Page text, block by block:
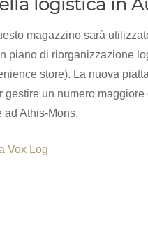
logistica in
magazzino sarà
piano di riorganizzazione
store). La nuova
un numero
Athis-Mons.
Vox Log